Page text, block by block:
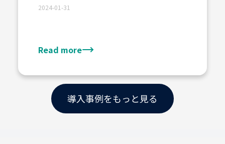
2024-01-31
Read more
導入事例をもっと見る